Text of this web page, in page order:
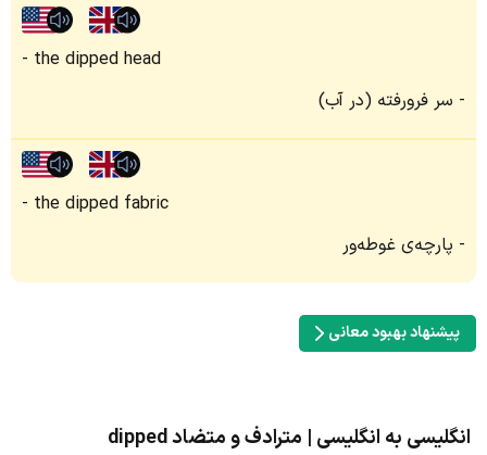
the dipped head
سر فرورفته (در آب)
the dipped fabric
پارچه‌ی غوطه‌ور
پیشنهاد بهبود معانی
انگلیسی به انگلیسی | مترادف و متضاد dipped